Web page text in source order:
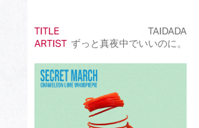
TITLE
TAIDADA
ARTIST ずっと真夜中でいいのに。